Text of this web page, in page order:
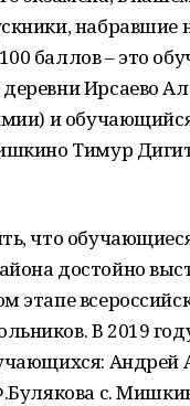
набравшие
баллов – это
Ирсаево
и
Тимур
что
достойно
этапе
В 2019
Андрей
с.